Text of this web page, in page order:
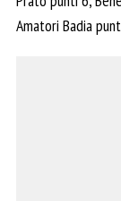
Amatori Badia